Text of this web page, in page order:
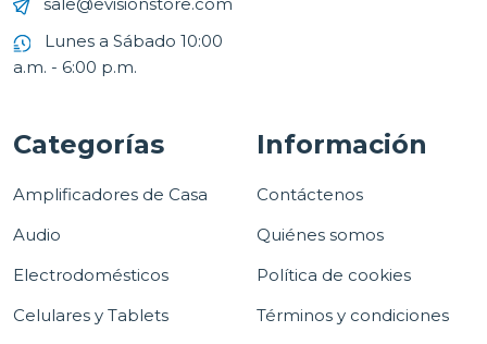
Lunes a Sábado 10:00
a.m. - 6:00 p.m.
Categorías
Amplificadores de Casa
Audio
Electrodomésticos
Celulares y Tablets
Información
Contáctenos
Quiénes somos
Política de cookies
Términos y condiciones